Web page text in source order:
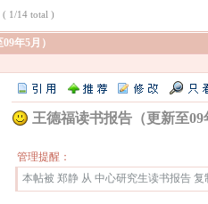
( 1/14 total )
年5月）
王德福读书报告（更新至09
管理提醒：
本帖被 郑静 从 中心研究生读书报告